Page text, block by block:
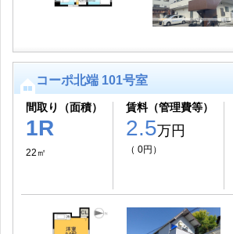
コーポ北端 101号室
間取り（面積）
1R
22㎡
賃料（管理費等）
2.5万円
（ 0円）